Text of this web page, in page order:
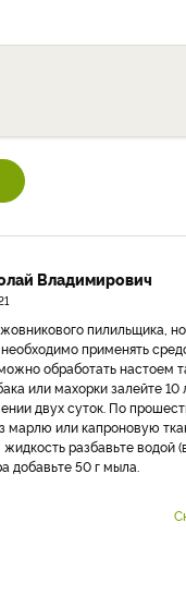
Владимирович
пилильщика,
применять
обработать настоем
или махорки залейте 10
двух суток. По
марлю или капроновую
разбавьте водой
добавьте 50 г мыла.